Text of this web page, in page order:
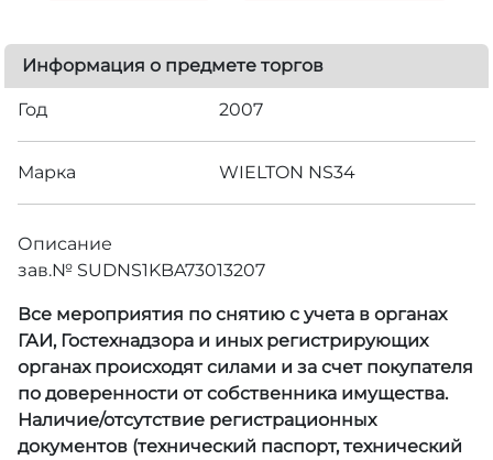
Информация о предмете торгов
Год 2007
Марка WIELTON NS34
Описание
зав.№ SUDNS1KBA73013207
Все мероприятия по снятию с учета в органах
ГАИ, Гостехнадзора и иных регистрирующих
органах происходят силами и за счет покупателя
по доверенности от собственника имущества.
Наличие/отсутствие регистрационных
документов (технический паспорт, технический